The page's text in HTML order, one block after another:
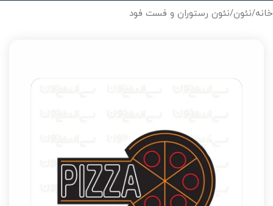
خانه/نئون/نئون رستوران و فست فود